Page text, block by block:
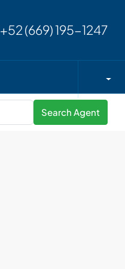
+52 (669) 195-1247
Search Agent